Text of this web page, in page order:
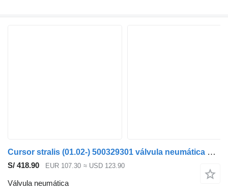
Cursor stralis (01.02-) 500329301 válvula neumática para IVECO Stralis, Trakker (2002-) cabeza tractora
S/ 418.90 EUR 107.30 ≈ USD 123.90
Válvula neumática